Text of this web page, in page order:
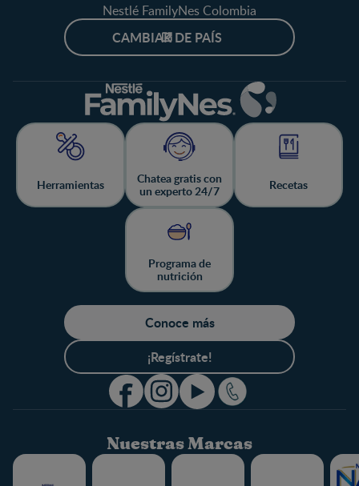
Nestlé FamilyNes Colombia
CAMBIAR DE PAÍS
Herramientas
Chatea gratis con
un experto 24/7
Recetas
Programa de
nutrición
Conoce más
¡Regístrate!
Nuestras Marcas